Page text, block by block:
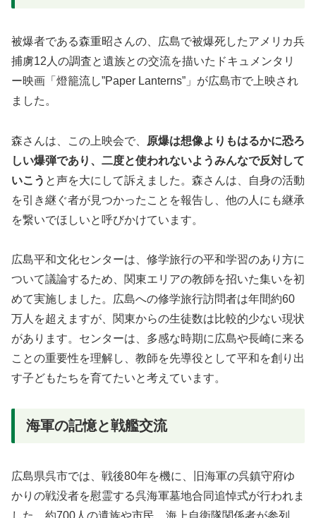
被爆者である森重昭さんの、広島で被爆死したアメリカ兵
捕虜12人の調査と遺族との交流を描いたドキュメンタリ
ー映画「燈籠流し”Paper Lanterns”」が広島市で上映され
ました。
森さんは、この上映会で、
原爆は想像よりもはるかに恐ろ
しい爆弾であり、二度と使われないようみんなで反対して
いこう と声を大にして訴えました。森さんは、自身の活動
を引き継ぐ者が見つかったことを報告し、他の人にも継承
を繋いでほしいと呼びかけています。
広島平和文化センターは、修学旅行の平和学習のあり方に
ついて議論するため、関東エリアの教師を招いた集いを初
めて実施しました。広島への修学旅行訪問者は年間約60
万人を超えますが、関東からの生徒数は比較的少ない現状
があります。センターは、多感な時期に広島や長崎に来る
ことの重要性を理解し、教師を先導役として平和を創り出
す子どもたちを育てたいと考えています。
海軍の記憶と戦艦交流
広島県呉市では、戦後80年を機に、旧海軍の呉鎮守府ゆ
かりの戦没者を慰霊する呉海軍墓地合同追悼式が行われま
した。約700人の遺族や市民、海上自衛隊関係者が参列